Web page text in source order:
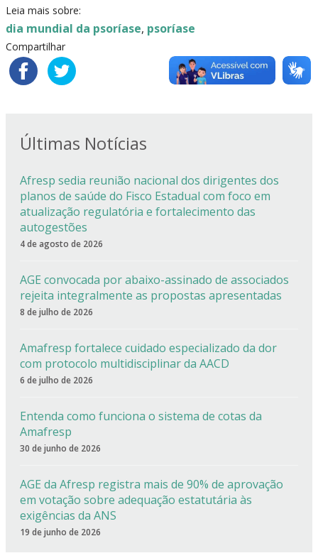
Leia mais sobre:
dia mundial da psoríase, psoríase
Compartilhar
Últimas Notícias
Afresp sedia reunião nacional dos dirigentes dos
planos de saúde do Fisco Estadual com foco em
atualização regulatória e fortalecimento das
autogestões
4 de agosto de 2026
AGE convocada por abaixo-assinado de associados
rejeita integralmente as propostas apresentadas
8 de julho de 2026
Amafresp fortalece cuidado especializado da dor
com protocolo multidisciplinar da AACD
6 de julho de 2026
Entenda como funciona o sistema de cotas da
Amafresp
30 de junho de 2026
AGE da Afresp registra mais de 90% de aprovação
em votação sobre adequação estatutária às
exigências da ANS
19 de junho de 2026